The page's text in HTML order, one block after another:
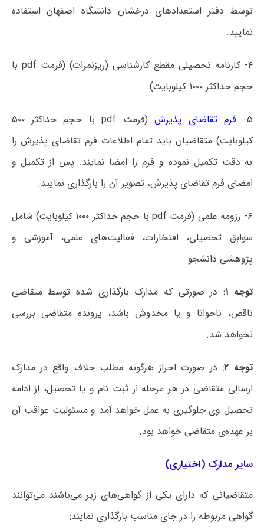
توسط دفتر استعدادهای درخشان دانشگاه اصفهان استفاده
نمایید.
۴- کارنامه تحصیلی مقطع کارشناسی (ریزنمرات) (فرمت pdf با
حجم حداکثر ۱۰۰۰ کیلوبایت)
۵- فرم تقاضای پذیرش
(فرمت pdf با حجم حداکثر ۵۰۰
کیلوبایت) متقاضیان باید تمام اطلاعات فرم تقاضای پذیرش را
به دقت تکمیل نموده و فرم را امضا نمایند. پس از تکمیل و
امضای فرم تقاضای پذیرش، تصویر آن را بارگذاری نمایید.
۶- رزومه علمی (فرمت pdf با حجم حداکثر ۱۰۰۰ کیلوبایت) شامل
سوابق تحصیلی، افتخارات، فعالیت‌های علمی، آموزشی و
پژوهشی دانشجو
توجه ۱:
در صورتی که مدارک بارگذاری شده توسط متقاضی
ناقص، ناخوانا و یا مخدوش باشد، پرونده متقاضی بررسی
نخواهد شد.
توجه ۲:
در صورت احراز هرگونه مطلب خلاف واقع در مدارک
ارسالی متقاضی در هر مرحله از ثبت نام و یا تحصیل، از ادامه
تحصیل وی جلوگیری به عمل خواهد آمد و مسئولیت عواقب آن
بر عهده‌ی متقاضی خواهد بود.
سایر مدارک (اختیاری)
متقاضیانی که دارای یکی از گواهی‌های زیر می‌باشند می‌توانند
گواهی مربوطه را در جای مناسب بارگذاری نمایند: